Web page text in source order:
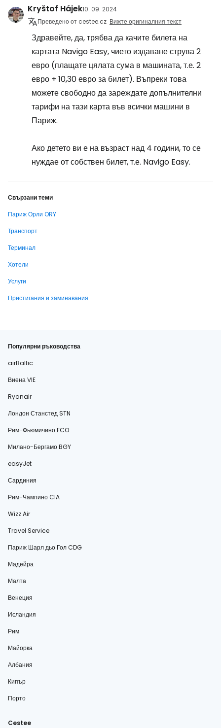
Kryštof Hájek10. 09. 2024
Преведено от cestee.cz Вижте оригиналния текст
Здравейте, да, трябва да качите билета на
картата Navigo Easy, чието издаване струва 2
евро (плащате цялата сума в машината, т.е. 2
евро + 10,30 евро за билет). Въпреки това
можете свободно да зареждате допълнителни
тарифи на тази карта във всички машини в
Париж.
Ако детето ви е на възраст над 4 години, то се
нуждае от собствен билет, т.е. Navigo Easy.
Свързани теми
Париж Орли ORY
Транспорт
Терминал
Хотели
Услуги
Пристигания и заминавания
Популярни ръководства
airBaltic
Виена VIE
Ryanair
Лондон Станстед STN
Рим-Фьюмичино FCO
Милано-Бергамо BGY
easyJet
Сардиния
Рим-Чампино CIA
Wizz Air
Travel Service
Париж Шарл дьо Гол CDG
Мадейра
Малта
Венеция
Исландия
Рим
Майорка
Албания
Кипър
Порто
Cestee